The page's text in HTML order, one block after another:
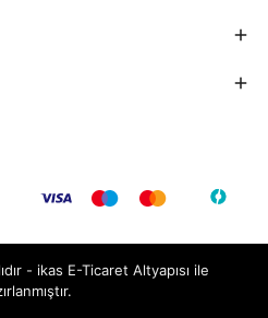
- ikas E-Ticaret Altyapısı ile